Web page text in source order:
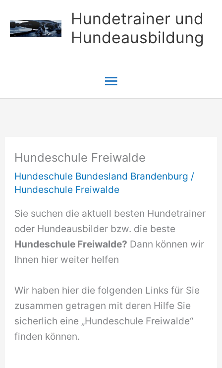
Inhalt
springen
Hundetrainer und
Hundeausbildung
Hauptmenü
Hundeschule Freiwalde
Hundeschule Bundesland Brandenburg /
Hundeschule Freiwalde
Sie suchen die aktuell besten Hundetrainer
oder Hundeausbilder bzw. die beste
Hundeschule Freiwalde? Dann können wir
Ihnen hier weiter helfen
Wir haben hier die folgenden Links für Sie
zusammen getragen mit deren Hilfe Sie
sicherlich eine „Hundeschule Freiwalde“
finden können.